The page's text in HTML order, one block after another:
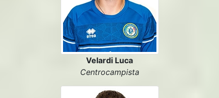
Velardi Luca
Centrocampista